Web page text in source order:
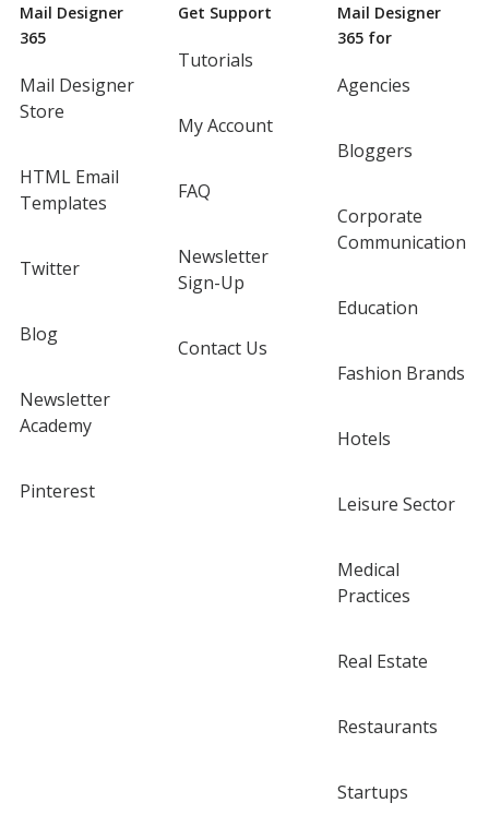
Mail Designer
365
Mail Designer
Store
HTML Email
Templates
Twitter
Blog
Newsletter
Academy
Pinterest
Get Support
Tutorials
My Account
FAQ
Newsletter
Sign-Up
Contact Us
Mail Designer
365 for
Agencies
Bloggers
Corporate
Communication
Education
Fashion Brands
Hotels
Leisure Sector
Medical
Practices
Real Estate
Restaurants
Startups